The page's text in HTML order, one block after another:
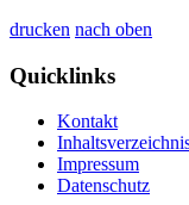
drucken nach oben
Quicklinks
Kontakt
Impressum
Datenschutz